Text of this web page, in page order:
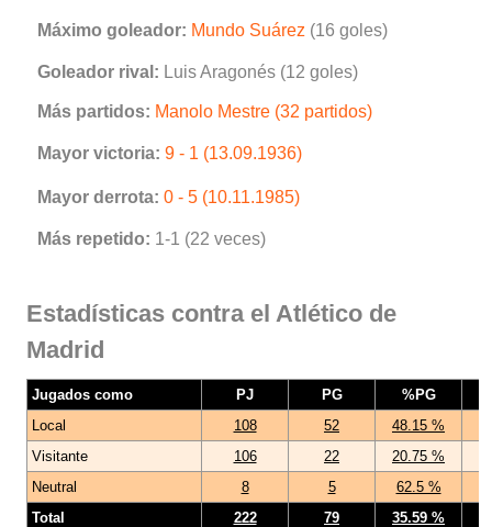
Máximo goleador: Mundo Suárez (16 goles)
Goleador rival: Luis Aragonés (12 goles)
Más partidos: Manolo Mestre (32 partidos)
Mayor victoria: 9 - 1 (13.09.1936)
Mayor derrota: 0 - 5 (10.11.1985)
Más repetido: 1-1 (22 veces)
Estadísticas contra el Atlético de
Madrid
Jugados como PJ PG
%PG
Local
108 52
48.15 %
Visitante
106 22
20.75 %
Neutral
8 5
62.5 %
Total
222 79 35.59 %